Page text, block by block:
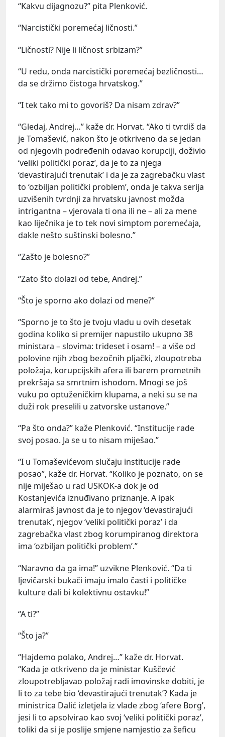
“Kakvu dijagnozu?” pita Plenković.
“Narcistički poremećaj ličnosti.”
“Ličnosti? Nije li ličnost srbizam?”
“U redu, onda narcistički poremećaj bezličnosti…
da se držimo čistoga hrvatskog.”
“I tek tako mi to govoriš? Da nisam zdrav?”
“Gledaj, Andrej…” kaže dr. Horvat. “Ako ti tvrdiš da
je Tomašević, nakon što je otkriveno da se jedan
od njegovih podređenih odavao korupciji, doživio
‘veliki politički poraz’, da je to za njega
‘devastirajući trenutak’ i da je za zagrebačku vlast
to ‘ozbiljan politički problem’, onda je takva serija
uzvišenih tvrdnji za hrvatsku javnost možda
intrigantna – vjerovala ti ona ili ne – ali za mene
kao liječnika je to tek novi simptom poremećaja,
dakle nešto suštinski bolesno.”
“Zašto je bolesno?”
“Zato što dolazi od tebe, Andrej.”
“Što je sporno ako dolazi od mene?”
“Sporno je to što je tvoju vladu u ovih desetak
godina koliko si premijer napustilo ukupno 38
ministara – slovima: trideset i osam! – a više od
polovine njih zbog bezočnih pljački, zloupotreba
položaja, korupcijskih afera ili barem prometnih
prekršaja sa smrtnim ishodom. Mnogi se još
vuku po optuženičkim klupama, a neki su se na
duži rok preselili u zatvorske ustanove.”
“Pa što onda?” kaže Plenković. “Institucije rade
svoj posao. Ja se u to nisam miješao.”
“I u Tomaševićevom slučaju institucije rade
posao”, kaže dr. Horvat. “Koliko je poznato, on se
nije miješao u rad USKOK-a dok je od
Kostanjevića iznuđivano priznanje. A ipak
alarmiraš javnost da je to njegov ‘devastirajući
trenutak’, njegov ‘veliki politički poraz’ i da
zagrebačka vlast zbog korumpiranog direktora
ima ‘ozbiljan politički problem’.”
“Naravno da ga ima!” uzvikne Plenković. “Da ti
ljevičarski bukači imaju imalo časti i političke
kulture dali bi kolektivnu ostavku!”
“A ti?”
“Što ja?”
“Hajdemo polako, Andrej…” kaže dr. Horvat.
“Kada je otkriveno da je ministar Kuščević
zloupotrebljavao položaj radi imovinske dobiti, je
li to za tebe bio ‘devastirajući trenutak’? Kada je
ministrica Dalić izletjela iz vlade zbog ‘afere Borg’,
jesi li to apsolvirao kao svoj ‘veliki politički poraz’,
toliki da si je poslije smjene namjestio za šeficu